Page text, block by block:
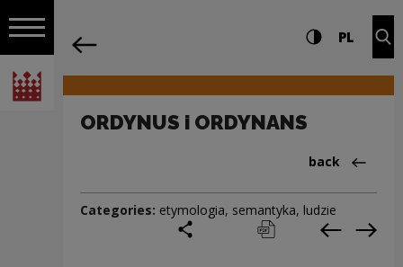
Open navigation
National Centre for Culture Poland
Navigation Settings and search
High contrast
PL
ORDYNUS i ORDYNANS
Back
back
Categories: etymologia, semantyka, ludzie
print pobierz Previous